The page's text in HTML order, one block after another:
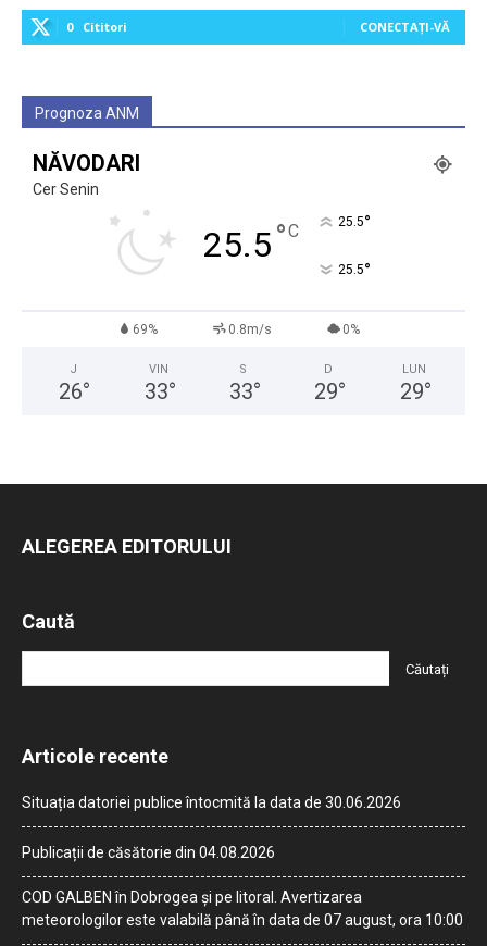
0 Cititori CONECTAȚI-VĂ
Prognoza ANM
NĂVODARI
Cer Senin
25.5°C 25.5°
25.5°
69% 0.8m/s 0%
J
26°
VIN
33°
S
33°
D
29°
LUN
29°
ALEGEREA EDITORULUI
Caută
Articole recente
Situația datoriei publice întocmită la data de 30.06.2026
Publicații de căsătorie din 04.08.2026
COD GALBEN în Dobrogea și pe litoral. Avertizarea
meteorologilor este valabilă până în data de 07 august, ora 10:00